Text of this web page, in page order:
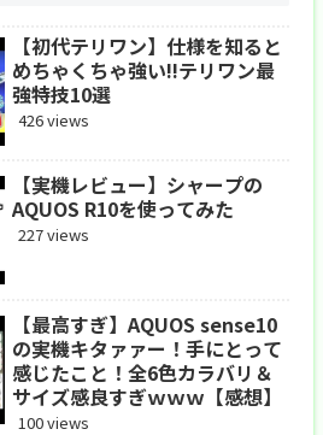
【初代テリワン】仕様を知ると
めちゃくちゃ強い!!テリワン最
強特技10選
426 views
【実機レビュー】シャープの
AQUOS R10を使ってみた
227 views
【最高すぎ】AQUOS sense10
の実機キタァァー！手にとって
感じたこと！全6色カラバリ＆
サイズ感良すぎｗｗｗ【感想】
100 views